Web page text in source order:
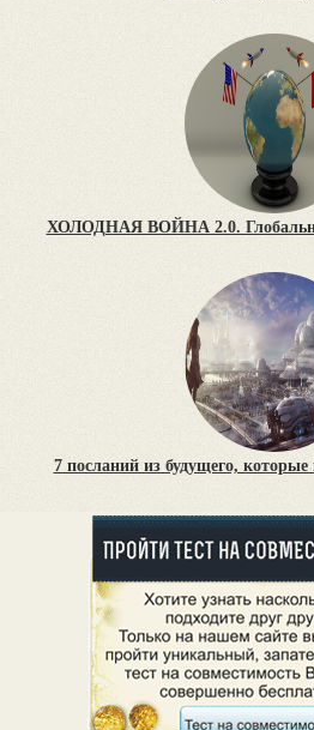
ХОЛОДНАЯ ВОЙНА 2.0.
7 посланий из будущего, которые